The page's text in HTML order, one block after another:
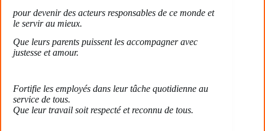
pour devenir des acteurs responsables de ce monde et
le servir au mieux.
Que leurs parents puissent les accompagner avec
justesse et amour.
Fortifie les employés dans leur tâche quotidienne au
service de tous.
Que leur travail soit respecté et reconnu de tous.